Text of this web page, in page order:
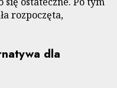
rozpoczęta,
dla